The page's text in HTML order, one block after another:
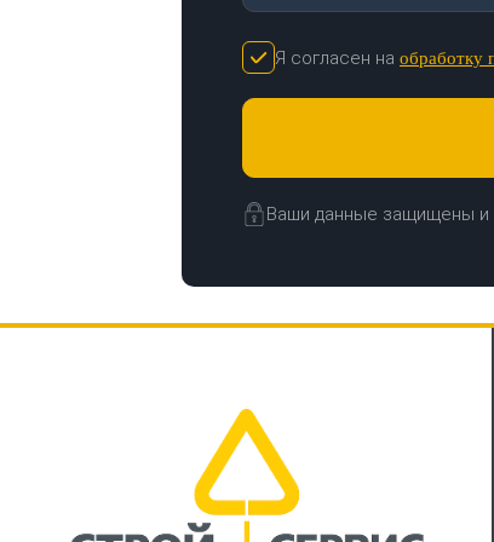
Я согласен на обработку
Ваши данные защищены и